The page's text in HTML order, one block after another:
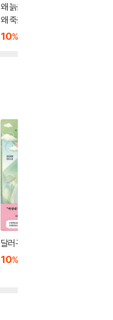
왜 늙을까, 왜 병들까,
왜 죽을까
10%
달러구트 꿈 백화점 0
10%